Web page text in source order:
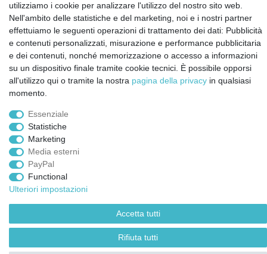
Annullare l'ordine
Notizie sui materiali Montessori e sull'educazione
Montessori.
Informazioni settimanali gratuite
Confermo di aver preso visione della:
utilizziamo i cookie per analizzare l'utilizzo del nostro sito web.
Nell'ambito delle statistiche e del marketing, noi e i nostri partner
effettuiamo le seguenti operazioni di trattamento dei dati: Pubblicità
e contenuti personalizzati, misurazione e performance pubblicitaria
e dei contenuti, nonché memorizzazione o accesso a informazioni
su un dispositivo finale tramite cookie tecnici. È possibile opporsi
all'utilizzo qui o tramite la nostra pagina della privacy in qualsiasi
momento.
Essenziale
Statistiche
Marketing
Media esterni
PayPal
Functional
Ulteriori impostazioni
Accetta tutti
Rifiuta tutti